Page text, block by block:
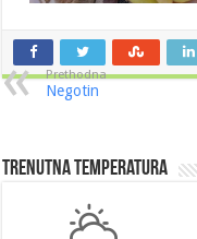
Prethodna
Negotin
Trenutna Temperatura